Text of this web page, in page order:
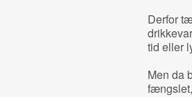
Derfor
tid eller
Men da